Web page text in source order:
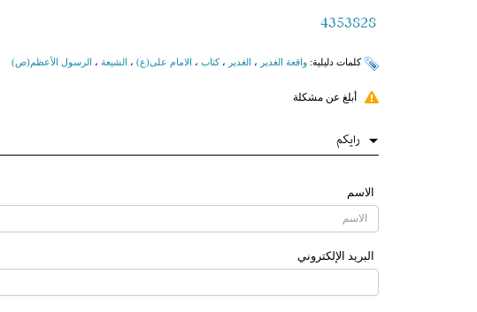
4353828
کلمات دلیلیة: واقعة الغدیر ، الغدیر ،کتاب ، الامام علی(ع) ، الشیعة ، الرسول الأعظم(ص)
أبلغ عن مشكلة
رایکم
الاسم
البرید الإلکتروني